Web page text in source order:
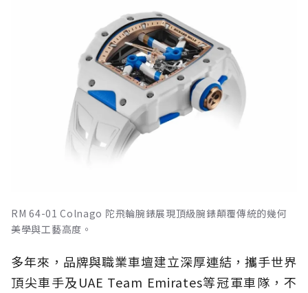
RM 64-01 Colnago 陀飛輪腕錶展現頂級腕錶顛覆傳統的幾何
美學與工藝高度。
多年來，品牌與職業車壇建立深厚連結，攜手世界
頂尖車手及UAE Team Emirates等冠軍車隊，不